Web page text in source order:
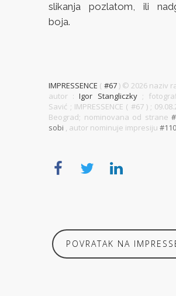
slikanja pozlatom, ili
boja.
IMPRESSENCE ( #67) ©2026 naziv
autor :Igor Stangliczky;
Savić ; IMPRESSENCE ( #67 ) ;
Beograd; nominovana od strane
sobi , autor nominuje impresiju
POVRATAK NA